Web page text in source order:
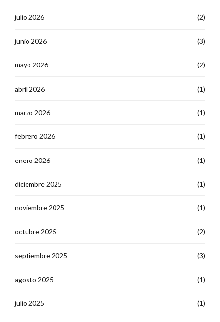
julio 2026 (2)
junio 2026 (3)
mayo 2026 (2)
abril 2026 (1)
marzo 2026 (1)
febrero 2026 (1)
enero 2026 (1)
diciembre 2025 (1)
noviembre 2025 (1)
octubre 2025 (2)
septiembre 2025 (3)
agosto 2025 (1)
julio 2025 (1)